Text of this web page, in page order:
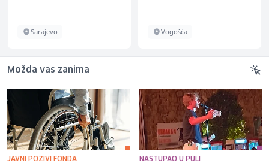
Sarajevo Vogošća
Možda vas zanima
JAVNI POZIVI FONDA NASTUPAO U PULI